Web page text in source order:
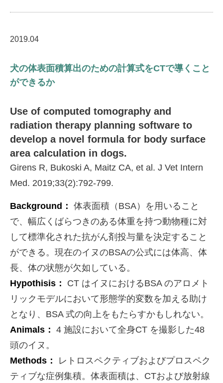
2019.04
犬の体表面積算出のための計算式をCTで導くこと
ができるか
Use of computed tomography and
radiation therapy planning software to
develop a novel formula for body surface
area calculation in dogs.
Girens R, Bukoski A, Maitz CA, et al. J Vet Intern
Med. 2019;33(2):792-799.
Background： 体表面積（BSA）を用いること
で、幅広くばらつきのある体重を持つ動物種に対
して標準化された抗がん剤投与量を決定すること
ができる。現在のイヌのBSAの公式には体高、体
長、体の状態が欠如している。
Hypothisis：
CT はイヌにおけるBSA のアロメト
リックモデルにおいて形態学的変数を加える助け
となり、BSA 式の向上をもたらすかもしれない。
Animals： 4 施設において全身CT を撮影した48
頭のイヌ。
Methods：
レトロスペクティブおよびプロスペク
ティブな症例集積。体表面積は、CTおよび放射線